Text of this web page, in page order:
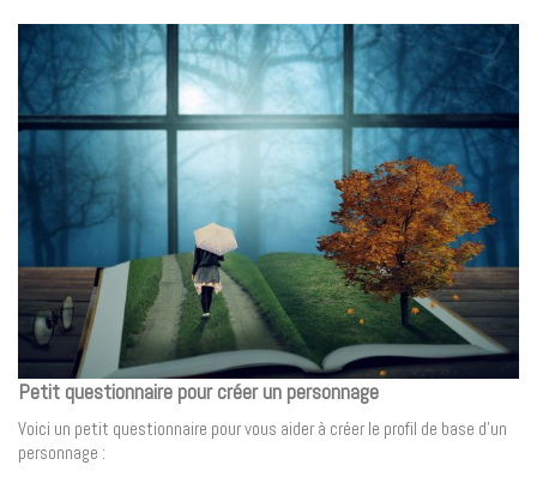
Petit questionnaire pour créer un personnage
Voici un petit questionnaire pour vous aider à créer le profil de base d’un
personnage :